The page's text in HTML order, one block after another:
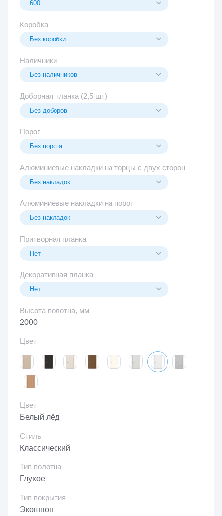
Коробка
Наличники
Доборная планка (2,5 шт)
Порог
Алюминиевые накладки на торцы с двух сторон
Алюминиевые накладки на порог
Притворная планка
Декоративная планка
Высота полотна, мм
2000
Цвет
Цвет
Белый лёд
Стиль
Классический
Тип полотна
Глухое
Тип покрытия
Экошпон